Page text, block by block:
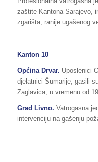
zaštite Kantona Sarajevo,
zgarišta, ranije ugašenog
Kanton 10
Općina Drvar. Uposlenici
djelatnici Šumarije, gasili
Zaglavica, u vremenu od
Grad Livno. Vatrogasna
intervenciju na gašenju